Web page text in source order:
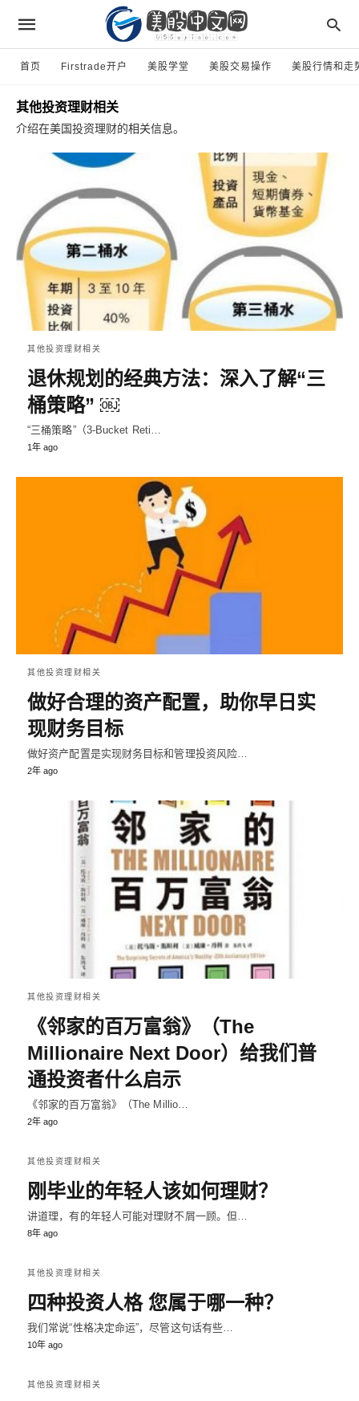
首页 Firstrade开户 美股学堂 美股交易操作 美股行情和走
其他投资理财相关
介绍在美国投资理财的相关信息。
其他投资理财相关
退休规划的经典方法：深入了解“三
桶策略” ￼
“三桶策略”（3-Bucket Reti…
1年 ago
其他投资理财相关
做好合理的资产配置，助你早日实
现财务目标
做好资产配置是实现财务目标和管理投资风险…
2年 ago
其他投资理财相关
《邻家的百万富翁》（The
Millionaire Next Door）给我们普
通投资者什么启示
《邻家的百万富翁》（The Millio…
2年 ago
其他投资理财相关
刚毕业的年轻人该如何理财？
讲道理，有的年轻人可能对理财不屑一顾。但…
8年 ago
其他投资理财相关
四种投资人格 您属于哪一种？
我们常说“性格决定命运”，尽管这句话有些…
10年 ago
其他投资理财相关